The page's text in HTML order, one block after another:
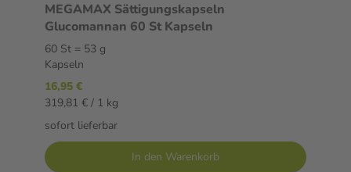
MEGAMAX Sättigungskapseln
Glucomannan 60 St Kapseln
60 St = 53 g
Kapseln
16,95 €
319,81 € / 1 kg
sofort lieferbar
In den Warenkorb